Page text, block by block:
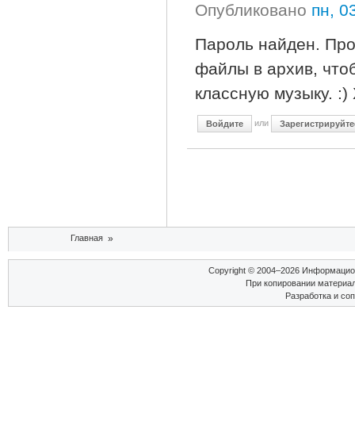
Опубликовано пн,
Пароль найден.
файлы в архив,
классную музыку.
Войдите или
Главная »
Copyright © 2004–2026
При копировании
Разработка и